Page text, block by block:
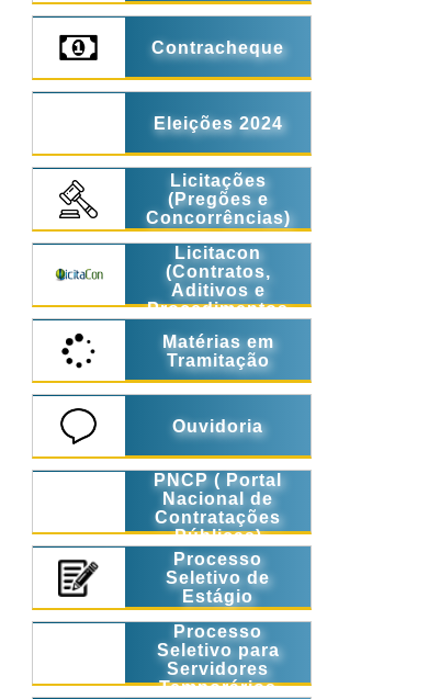
Contracheque
Eleições 2024
Licitações
(Pregões e
Concorrências)
Licitacon
(Contratos,
Aditivos e
Procedimentos
Matérias em
Tramitação
Ouvidoria
PNCP ( Portal
Nacional de
Contratações
Públicas)
Processo
Seletivo de
Estágio
Processo
Seletivo para
Servidores
Temporários